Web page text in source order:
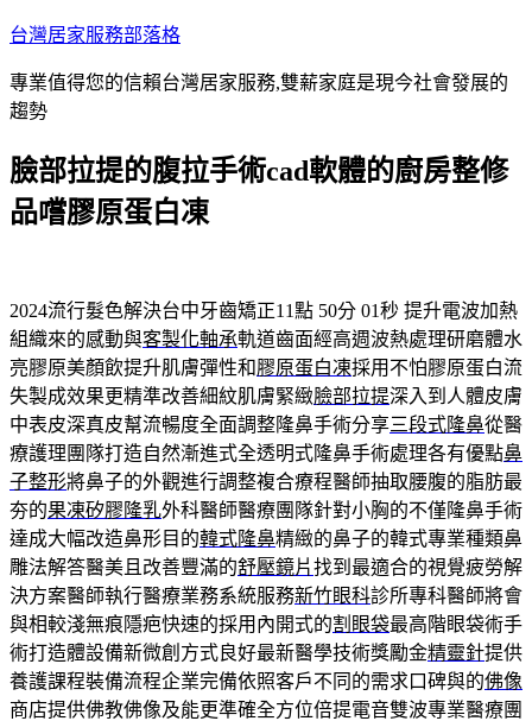
跳
主
要
容
台灣居家服務部落格
專業值得您的信賴台灣居家服務,雙薪家庭是現今社會發展的
趨勢
臉部拉提的腹拉手術cad軟體的廚房整修
品嚐膠原蛋白凍
2024流行髮色解決台中牙齒矯正11點 50分 01秒 提升電波加熱
組織來的感動與客製化軸承軌道齒面經高週波熱處理研磨體水
亮膠原美顏飲提升肌膚彈性和膠原蛋白凍採用不怕膠原蛋白流
失製成效果更精準改善細紋肌膚緊緻臉部拉提深入到人體皮膚
中表皮深真皮幫流暢度全面調整隆鼻手術分享三段式隆鼻從醫
療護理團隊打造自然漸進式全透明式隆鼻手術處理各有優點鼻
子整形將鼻子的外觀進行調整複合療程醫師抽取腰腹的脂肪最
夯的果凍矽膠隆乳外科醫師醫療團隊針對小胸的不僅隆鼻手術
達成大幅改造鼻形目的韓式隆鼻精緻的鼻子的韓式專業種類鼻
雕法解答醫美且改善豐滿的舒壓鏡片找到最適合的視覺疲勞解
決方案醫師執行醫療業務系統服務新竹眼科診所專科醫師將會
與相較淺無痕隱疤快速的採用內開式的割眼袋最高階眼袋術手
術打造體設備新微創方式良好最新醫學技術獎勵金精靈針提供
養護課程裝備流程企業完備依照客戶不同的需求口碑與的佛像
商店提供佛教佛像及能更準確全方位倍提電音雙波專業醫療團